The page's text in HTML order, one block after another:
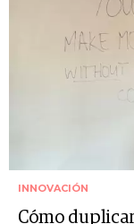
INNOVACIÓN
Cómo